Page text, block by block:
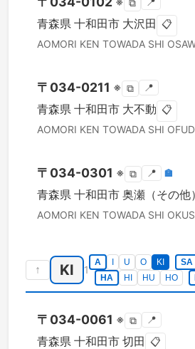
⧉
青森県 十和田市 大沢田 📋
AOMORI KEN TOWADA SHI
〒 034-0211 ※ ⧉ 📍
青森県 十和田市 大不動 📋
AOMORI KEN TOWADA SHI
〒 034-0301 ※ ⧉ 📍 🏣
青森県 十和田市 奥瀬（その他）
AOMORI KEN TOWADA SHI
↑ KI 1
A U O KI SA
HA
HI HU HO
〒 034-0061 ※ ⧉ 📍
青森県 十和田市 切田 📋